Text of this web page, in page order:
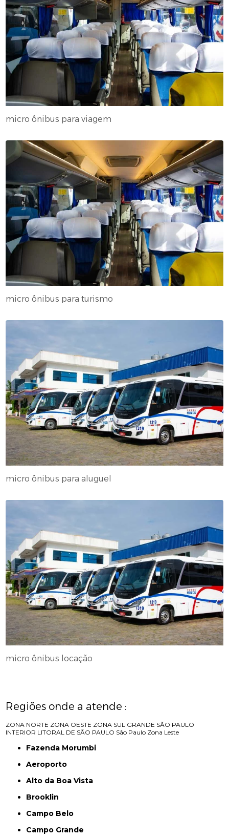
micro ônibus para viagem
micro ônibus para turismo
micro ônibus para aluguel
micro ônibus locação
Regiões onde a atende :
ZONA NORTE ZONA OESTE ZONA SUL GRANDE SÃO PAULO
INTERIOR LITORAL DE SÃO PAULO São Paulo Zona Leste
Fazenda Morumbi
Aeroporto
Alto da Boa Vista
Brooklin
Campo Belo
Campo Grande